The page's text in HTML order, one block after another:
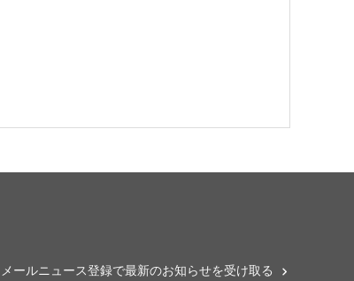
メールニュース登録で最新のお知らせを受け取る